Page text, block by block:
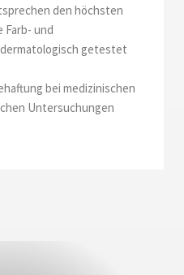
den höchsten
Farb- und
getestet
bei medizinischen
Untersuchungen